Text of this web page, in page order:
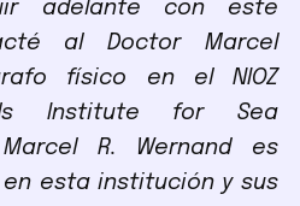
adelante con este
al Doctor Marcel
físico en el NIOZ
Institute for Sea
R. Wernand es
esta institución y sus